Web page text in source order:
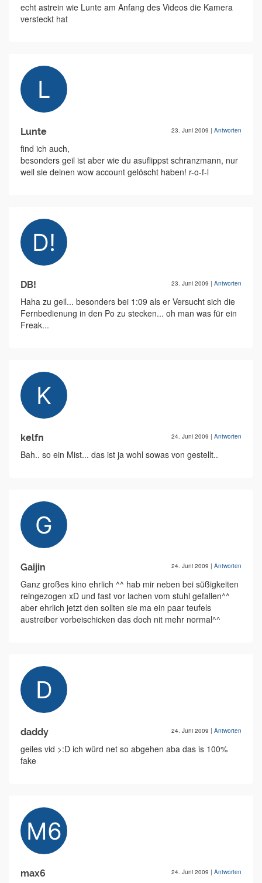
echt astrein wie Lunte am Anfang des Videos die Kamera
versteckt hat
Lunte 23. Juni 2009 | Antworten
find ich auch,
besonders geil ist aber wie du asuflippst schranzmann, nur
weil sie deinen wow account gelöscht haben! r-o-f-l
DB! 23. Juni 2009 | Antworten
Haha zu geil... besonders bei 1:09 als er Versucht sich die
Fernbedienung in den Po zu stecken... oh man was für ein
Freak...
kelfn 24. Juni 2009 | Antworten
Bah.. so ein Mist... das ist ja wohl sowas von gestellt..
Gaijin 24. Juni 2009 | Antworten
Ganz großes kino ehrlich ^^ hab mir neben bei süßigkeiten
reingezogen xD und fast vor lachen vom stuhl gefallen^^
aber ehrlich jetzt den sollten sie ma ein paar teufels
austreiber vorbeischicken das doch nit mehr normal^^
daddy 24. Juni 2009 | Antworten
geiles vid >:D ich würd net so abgehen aba das is 100%
fake
max6 24. Juni 2009 | Antworten